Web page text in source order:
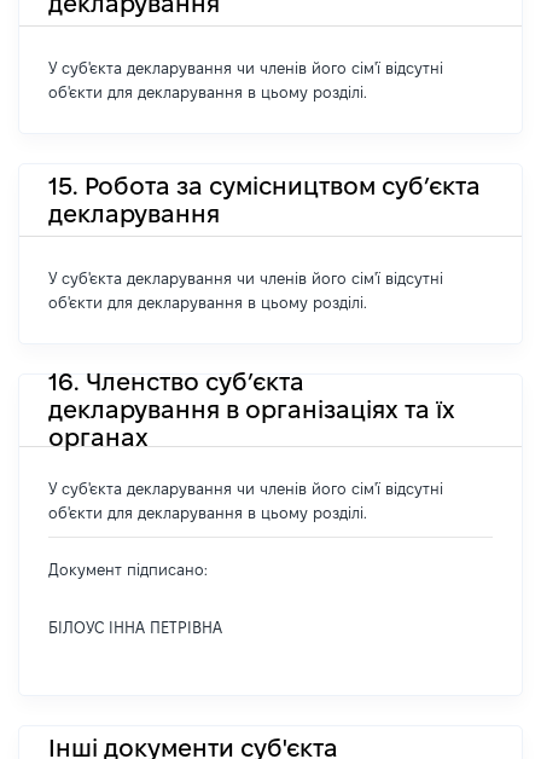
У суб'єкта декларування чи членів його сім'ї відсутні
об'єкти для декларування в цьому розділі.
15. Робота за сумісництвом суб’єкта
декларування
У суб'єкта декларування чи членів його сім'ї відсутні
об'єкти для декларування в цьому розділі.
16. Членство суб’єкта
декларування в організаціях та їх
органах
У суб'єкта декларування чи членів його сім'ї відсутні
об'єкти для декларування в цьому розділі.
Документ підписано:
БІЛОУС ІННА ПЕТРІВНА
Інші документи суб'єкта